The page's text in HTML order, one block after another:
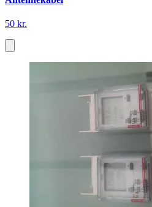
50 kr.